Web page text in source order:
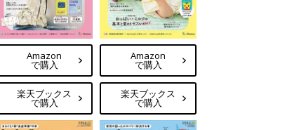
Amazon
で購入
楽天ブックス
で購入
Amazon
で購入
楽天ブックス
で購入